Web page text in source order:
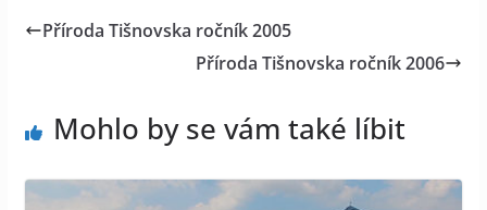
Příroda Tišnovska ročník 2005
Příroda Tišnovska ročník 2006
Mohlo by se vám také líbit